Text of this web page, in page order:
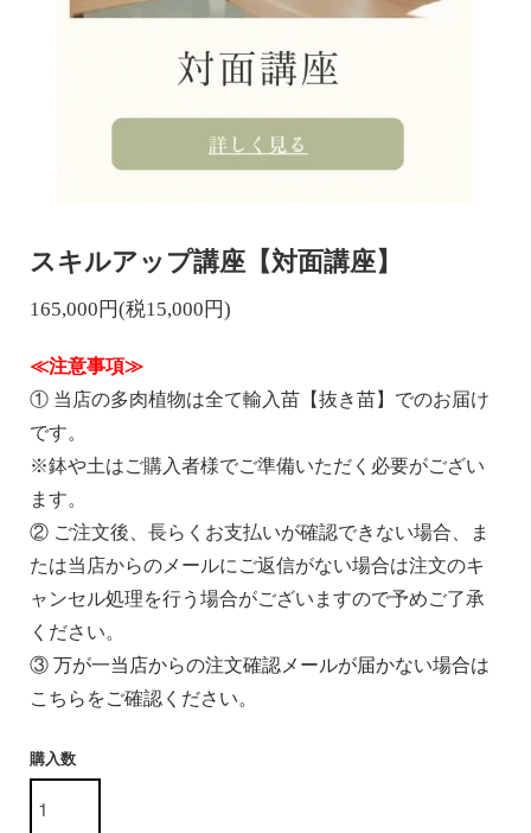
スキルアップ講座【対面講座】
165,000円(税15,000円)
≪注意事項≫
① 当店の多肉植物は全て輸入苗【抜き苗】でのお届け
です。
※鉢や土はご購入者様でご準備いただく必要がござい
ます。
② ご注文後、長らくお支払いが確認できない場合、ま
たは当店からのメールにご返信がない場合は注文のキ
ャンセル処理を行う場合がございますので予めご了承
ください。
③ 万が一当店からの注文確認メールが届かない場合は
こちらをご確認ください。
購入数